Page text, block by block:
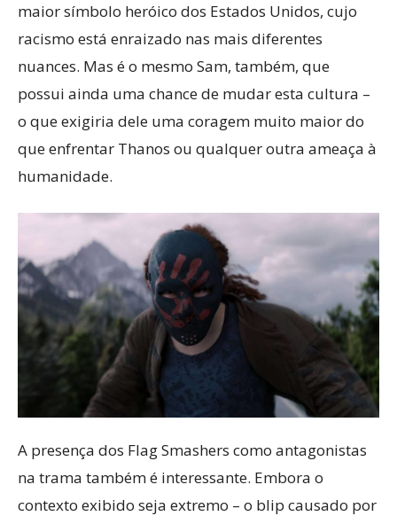
maior símbolo heróico dos Estados Unidos, cujo
racismo está enraizado nas mais diferentes
nuances. Mas é o mesmo Sam, também, que
possui ainda uma chance de mudar esta cultura –
o que exigiria dele uma coragem muito maior do
que enfrentar Thanos ou qualquer outra ameaça à
humanidade.
A presença dos Flag Smashers como antagonistas
na trama também é interessante. Embora o
contexto exibido seja extremo – o blip causado por